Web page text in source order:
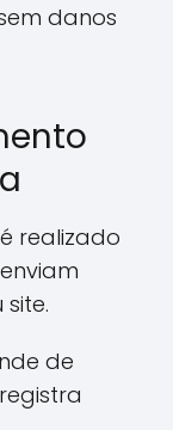
danos
realizado
de